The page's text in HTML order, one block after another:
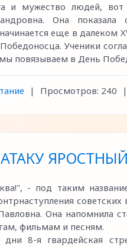
и мужество людей,
Она показала
еще в далеком
Ученики
повязываем в День
| Просмотров: 240 |
- под таким
Она напомнила
фильмам и песням.
8-я гвардейская